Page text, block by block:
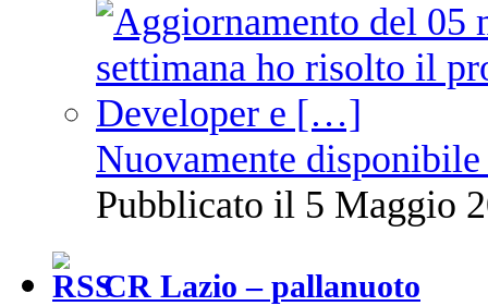
Nuovamente
Pubblicato il 5 Maggio
CR Lazio – pallanuoto